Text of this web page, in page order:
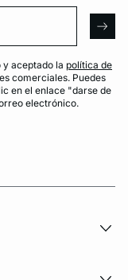
aceptado la política de
comerciales. Puedes
en el enlace "darse de
electrónico.